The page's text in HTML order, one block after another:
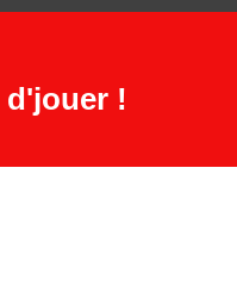
d'jouer !